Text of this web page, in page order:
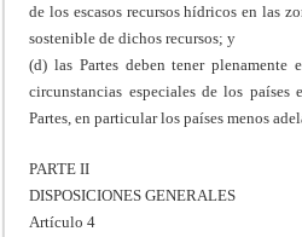
de los escasos recursos hídricos en las
sostenible de dichos recursos; y
(d) las Partes deben tener plenamente
circunstancias especiales de los países
Partes, en particular los países menos
PARTE II
DISPOSICIONES GENERALES
Artículo 4